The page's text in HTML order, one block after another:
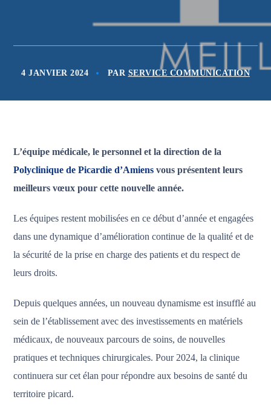
4 JANVIER 2024 PAR SERVICE COMMUNICATION
L’équipe médicale, le personnel et la direction de la
Polyclinique de Picardie d’Amiens vous présentent leurs
meilleurs vœux pour cette nouvelle année.
Les équipes restent mobilisées en ce début d’année et engagées
dans une dynamique d’amélioration continue de la qualité et de
la sécurité de la prise en charge des patients et du respect de
leurs droits.
Depuis quelques années, un nouveau dynamisme est insufflé au
sein de l’établissement avec des investissements en matériels
médicaux, de nouveaux parcours de soins, de nouvelles
pratiques et techniques chirurgicales. Pour 2024, la clinique
continuera sur cet élan pour répondre aux besoins de santé du
territoire picard.